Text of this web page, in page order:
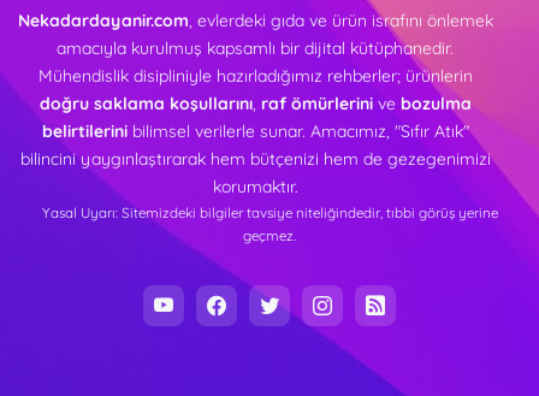
Nekadardayanir.com, evlerdeki gıda ve ürün israfını önlemek
amacıyla kurulmuş kapsamlı bir dijital kütüphanedir.
Mühendislik disipliniyle hazırladığımız rehberler; ürünlerin
doğru saklama koşullarını, raf ömürlerinive bozulma
belirtilerinibilimsel verilerle sunar. Amacımız, "Sıfır Atık"
bilincini yaygınlaştırarak hem bütçenizi hem de gezegenimizi
korumaktır.
Yasal Uyarı: Sitemizdeki bilgiler tavsiye niteliğindedir, tıbbi görüş yerine
geçmez.